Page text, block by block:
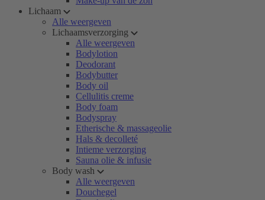
Lichaam
Alle weergeven
Lichaamsverzorging
Alle weergeven
Bodylotion
Deodorant
Bodybutter
Body oil
Cellulitis creme
Body foam
Bodyspray
Etherische & massageolie
Hals & decolleté
Intieme verzorging
Sauna olie & infusie
Body wash
Alle weergeven
Douchegel